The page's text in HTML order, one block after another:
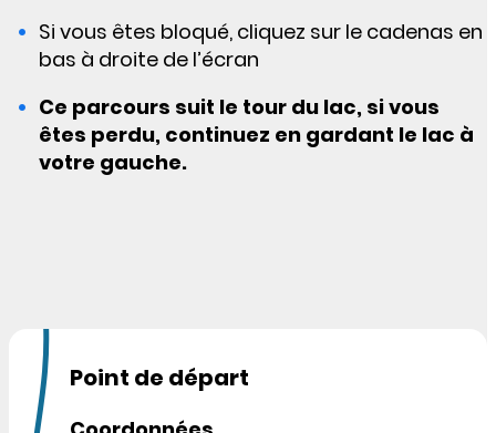
Si vous êtes bloqué, cliquez sur le cadenas en
bas à droite de l’écran
Ce parcours suit le tour du lac, si vous
êtes perdu, continuez en gardant le lac à
votre gauche.
Point de départ